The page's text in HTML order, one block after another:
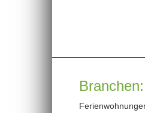
Branchen: